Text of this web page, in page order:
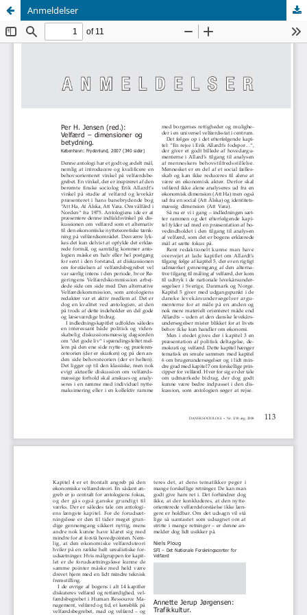
Anmeldelser